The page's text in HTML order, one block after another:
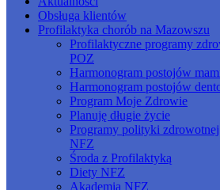
Obsługa klientów
Profilaktyka chorób na Mazowszu
Profilaktyczne programy
POZ
Harmonogram postojów
Harmonogram postojów
Program Moje Zdrowie
Planuję długie życie
Programy polityki
NFZ
Środa z Profilaktyką
Diety NFZ
Akademia NFZ